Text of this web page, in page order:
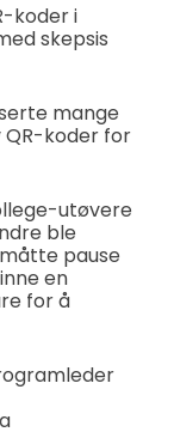
koder i
skepsis
mange
koder for
utøvere
ble
pause
en
for å